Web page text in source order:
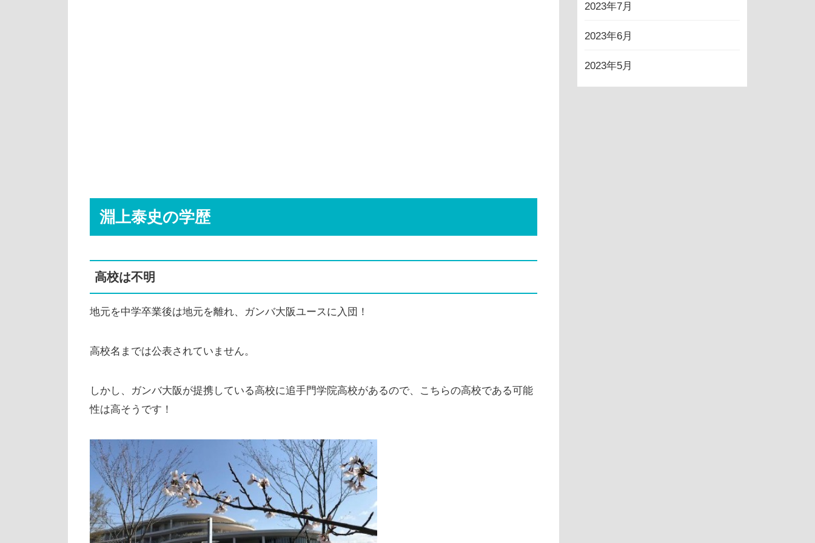
淵上泰史の学歴
高校は不明
地元を中学卒業後は地元を離れ、ガンバ大阪ユースに入団！
高校名までは公表されていません。
しかし、ガンバ大阪が提携している高校に追手門学院高校があるので、こちらの高校である可能
性は高そうです！
2023年7月
2023年6月
2023年5月